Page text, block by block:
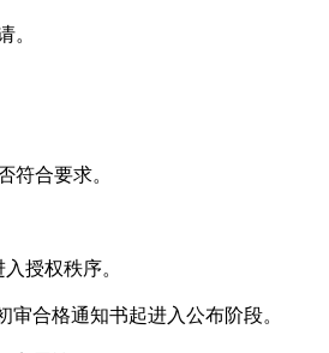
。
符合要求。
授权秩序。
合格通知书起进入公布阶段。